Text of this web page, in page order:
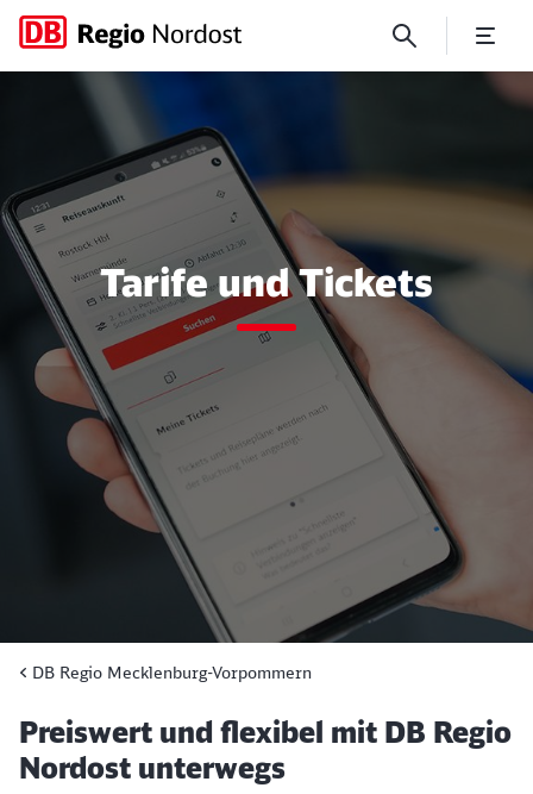
Tickets und Tarife
Tarife und Tickets
DB Regio Mecklenburg-Vorpommern
Preiswert und flexibel mit DB Regio
Nordost unterwegs